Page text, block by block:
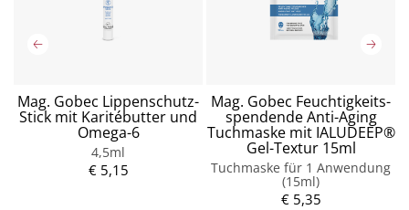
Mag. Gobec Lippenschutz-
Stick mit Karitébutter und
Omega-6
4,5ml
€ 5,15
Mag. Gobec Feuchtigkeits-
spendende Anti-Aging
Tuchmaske mit IALUDEEP®
Gel-Textur 15ml
Tuchmaske für 1 Anwendung
(15ml)
€ 5,35
P
r